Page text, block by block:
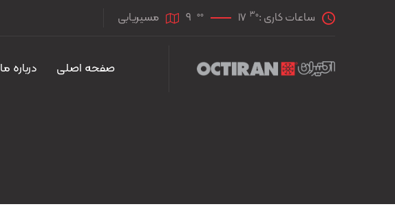
ساعات کاری : 17 30
9 00 مسیریابی
صفحه اصلی درباره ما